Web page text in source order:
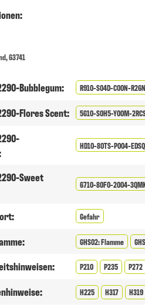
63741
Bubblegum: R910-S04D-C00N-R26N
Flores Scent: 5G10-S0H5-Y00M-
HD10-80TS-P004-EDSQ
Sweet
6710-80F0-2004-
Gefahr
GHS02: Flamme
P210 P235 P272
H225 H317 H319